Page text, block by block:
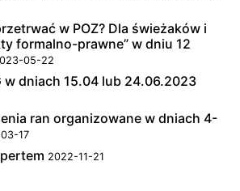
w POZ? Dla świeżaków i
formalno-prawne” w dniu 12
05-22
w dniach 15.04 lub 24.06.2023
ran organizowane w dniach 4-
17
2022-11-21